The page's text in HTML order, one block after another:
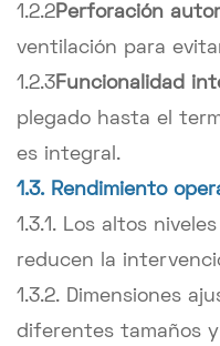
1.2.2Perforación
ventilación para
1.2.3Funcionalidad
plegado hasta el
es integral.
1.3. Rendimiento
1.3.1. Los altos
reducen la
1.3.2. Dimensiones
diferentes tamaños